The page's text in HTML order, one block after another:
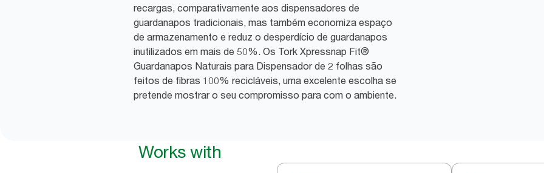
recargas, comparativamente aos dispensadores de
guardanapos tradicionais, mas também economiza espaço
de armazenamento e reduz o desperdício de guardanapos
inutilizados em mais de 50%. Os Tork Xpressnap Fit®
Guardanapos Naturais para Dispensador de 2 folhas são
feitos de fibras 100% recicláveis, uma excelente escolha se
pretende mostrar o seu compromisso para com o ambiente.
Works with